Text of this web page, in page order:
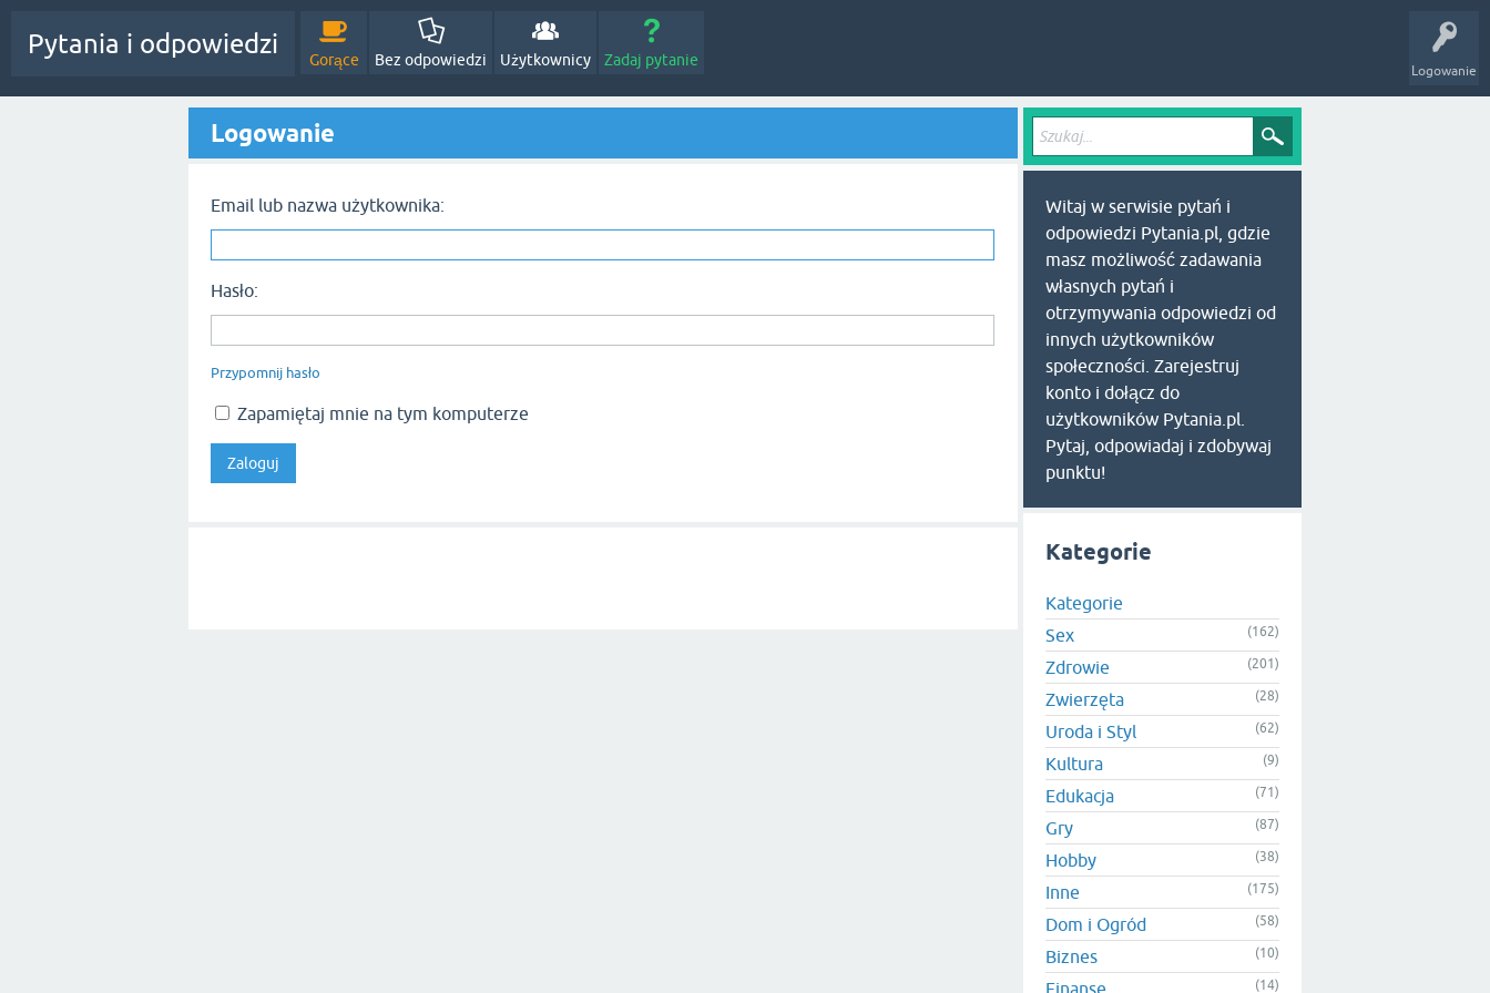
Logowanie
Pytania i odpowiedzi
Gorące Bez odpowiedzi Użytkownicy Zadaj pytanie
Logowanie
Email lub nazwa użytkownika:
Hasło:
Przypomnij hasło
Zapamiętaj mnie na tym komputerze
Witaj w serwisie pytań i
odpowiedzi Pytania.pl, gdzie
masz możliwość zadawania
własnych pytań i
otrzymywania odpowiedzi od
innych użytkowników
społeczności. Zarejestruj
konto i dołącz do
użytkowników Pytania.pl.
Pytaj, odpowiadaj i zdobywaj
punktu!
Kategorie
Kategorie
Sex
(162)
Zdrowie (201)
Zwierzęta (28)
Uroda i Styl (62)
Kultura (9)
Edukacja (71)
Gry (87)
Hobby (38)
Inne (175)
Dom i Ogród (58)
Biznes (10)
Finanse (14)